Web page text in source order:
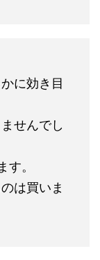
に効き目
せんでし
。
は買いま